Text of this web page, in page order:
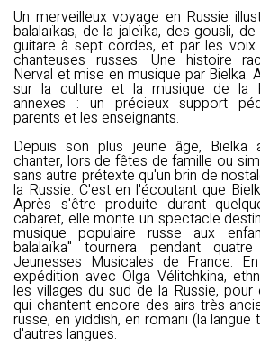
Un merveilleux voyage en Russie
balalaïkas, de la jaleïka, des gousli,
guitare à sept cordes, et par les
chanteuses russes. Une histoire
Nerval et mise en musique par Bielka.
sur la culture et la musique de la
annexes : un précieux support
parents et les enseignants.
Depuis son plus jeune âge, Bielka
chanter, lors de fêtes de famille ou
sans autre prétexte qu'un brin de
la Russie. C'est en l'écoutant que
Après s'être produite durant
cabaret, elle monte un spectacle
musique populaire russe aux
balalaïka" tournera pendant
Jeunesses Musicales de France.
expédition avec Olga Vélitchkina,
les villages du sud de la Russie,
qui chantent encore des airs très
russe, en yiddish, en romani (la langue
d'autres langues.